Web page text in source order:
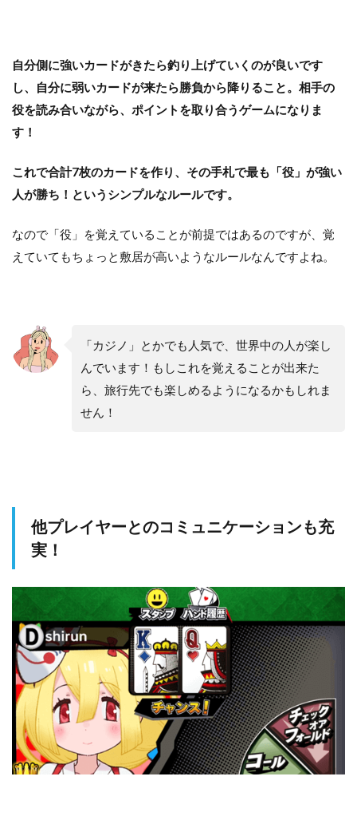
自分側に強いカードがきたら釣り上げていくのが良いです
し、自分に弱いカードが来たら勝負から降りること。相手の
役を読み合いながら、ポイントを取り合うゲームになりま
す！
これで合計7枚のカードを作り、その手札で最も「役」が強い
人が勝ち！というシンプルなルールです。
なので「役」を覚えていることが前提ではあるのですが、覚
えていてもちょっと敷居が高いようなルールなんですよね。
「カジノ」とかでも人気で、世界中の人が楽し
んでいます！もしこれを覚えることが出来た
ら、旅行先でも楽しめるようになるかもしれま
せん！
他プレイヤーとのコミュニケーションも充
実！